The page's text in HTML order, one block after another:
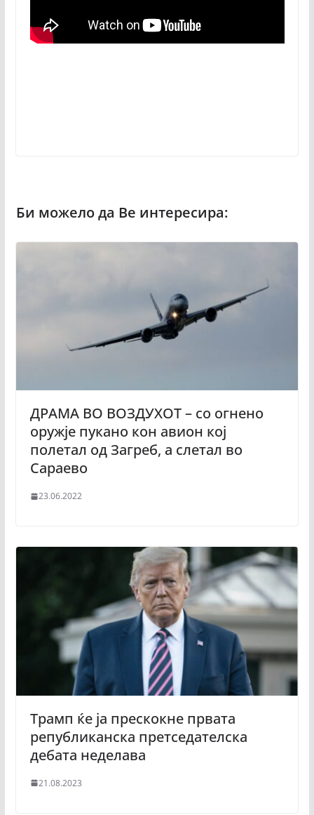
ДРАМА ВО ВОЗДУХОТ – со огнено
оружје пукано кон авион кој
полетал од Загреб, а слетал во
Сараево
23.06.2022
Трамп ќе ја прескокне првата
републиканска претседателска
дебата неделава
21.08.2023